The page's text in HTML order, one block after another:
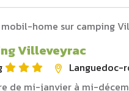
Villeveyrac
Languedoc-
de mi-janvier à mi-